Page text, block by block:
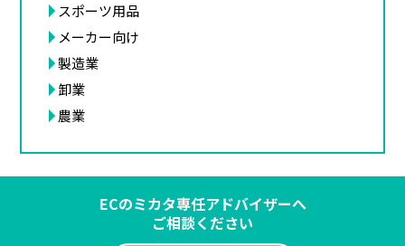
スポーツ用品
メーカー向け
製造業
卸業
農業
ECのミカタ専任アドバイザーへ
ご相談ください